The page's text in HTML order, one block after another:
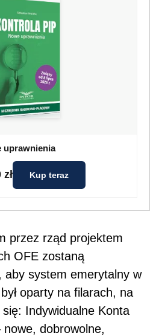
uprawnienia
zł Kup teraz
przez rząd projektem
OFE zostaną
aby system emerytalny w
oparty na filarach, na
się: Indywidualne Konta
dobrowolne,